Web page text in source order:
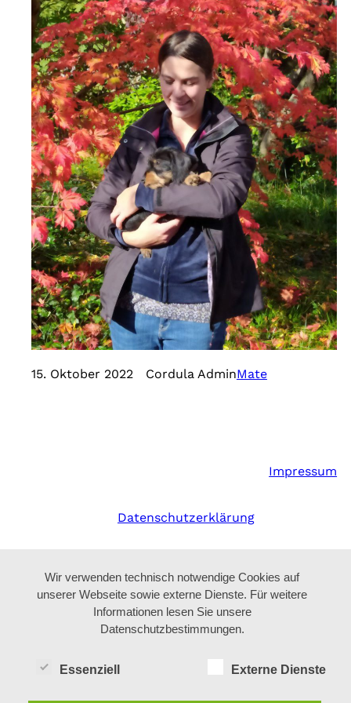
15. Oktober 2022 Cordula AdminMate
Impressum
Datenschutzerklärung
Wir verwenden technisch notwendige Cookies auf
unserer Webseite sowie externe Dienste. Für weitere
Informationen lesen Sie unsere
Datenschutzbestimmungen.
Essenziell Externe Dienste